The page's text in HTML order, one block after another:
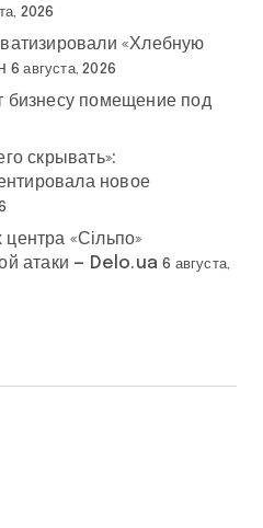
2026
«Хлебную
6 августа, 2026
бизнесу помещение под
скрывать»:
новое
«Сільпо»
атаки — Delo.ua 6 августа,